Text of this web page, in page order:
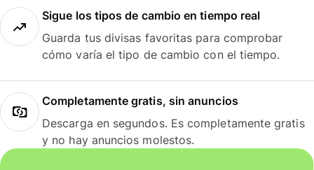
Sigue los tipos de cambio en tiempo real
Guarda tus divisas favoritas para comprobar
cómo varía el tipo de cambio con el tiempo.
Completamente gratis, sin anuncios
Descarga en segundos. Es completamente gratis
y no hay anuncios molestos.